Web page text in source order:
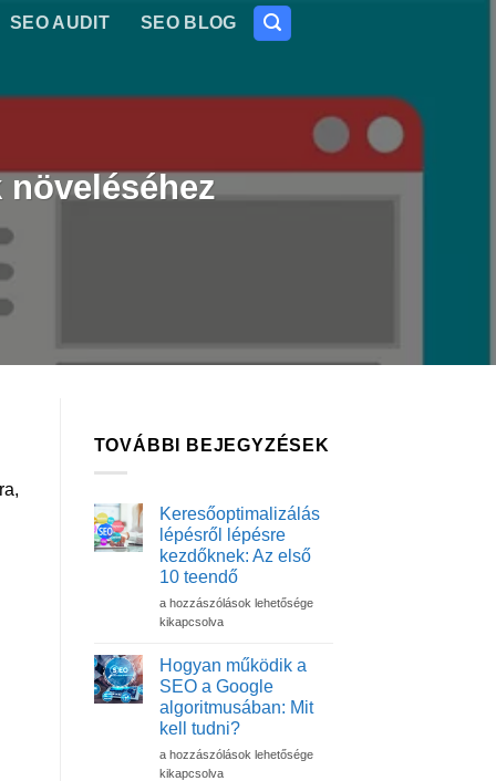
SEO AUDIT SEO BLOG
növeléséhez
TOVÁBBI BEJEGYZÉSEK
Keresőoptimalizálás
lépésről lépésre
kezdőknek: Az első
10 teendő
Keresőoptimalizálás
lépésről
kezdőknek:
Az
első
10
teendő
bejegyzéshez
a hozzászólások lehetősége
kikapcsolva
Hogyan működik a
SEO a Google
algoritmusában: Mit
kell tudni?
Hogyan
működik
a hozzászólások lehetősége
kikapcsolva